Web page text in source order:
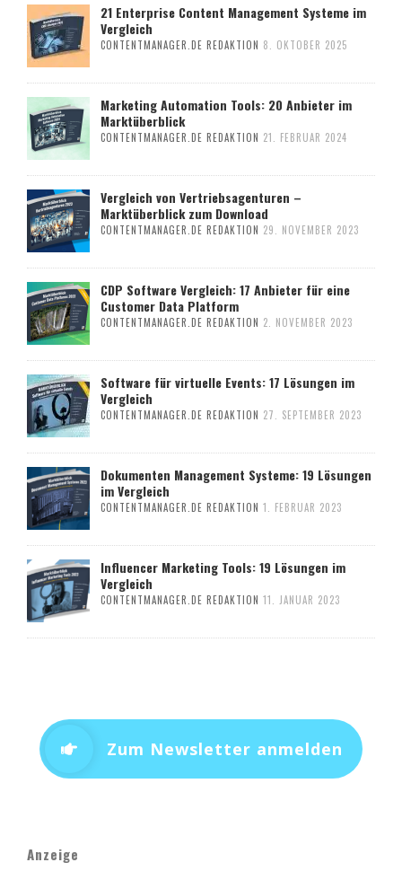
21 Enterprise Content Management Systeme im
Vergleich
CONTENTMANAGER.DE REDAKTION 8. OKTOBER 2025
Marketing Automation Tools: 20 Anbieter im
Marktüberblick
CONTENTMANAGER.DE REDAKTION 21. FEBRUAR 2024
Vergleich von Vertriebsagenturen –
Marktüberblick zum Download
CONTENTMANAGER.DE REDAKTION 29. NOVEMBER 2023
CDP Software Vergleich: 17 Anbieter für eine
Customer Data Platform
CONTENTMANAGER.DE REDAKTION 2. NOVEMBER 2023
Software für virtuelle Events: 17 Lösungen im
Vergleich
CONTENTMANAGER.DE REDAKTION 27. SEPTEMBER 2023
Dokumenten Management Systeme: 19 Lösungen
im Vergleich
CONTENTMANAGER.DE REDAKTION 1. FEBRUAR 2023
Influencer Marketing Tools: 19 Lösungen im
Vergleich
CONTENTMANAGER.DE REDAKTION 11. JANUAR 2023
Zum Newsletter anmelden
Anzeige